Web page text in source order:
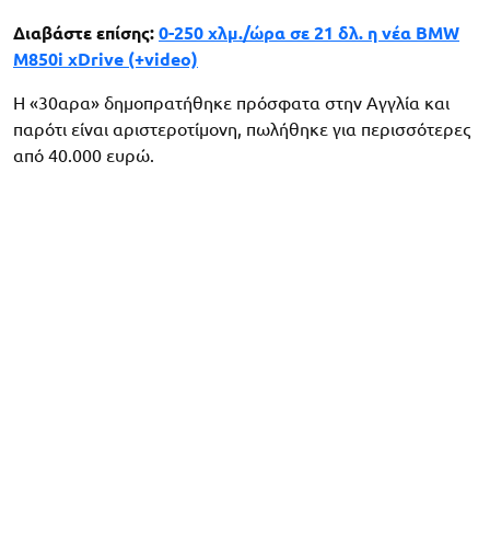
Διαβάστε επίσης: 0-250 χλμ./ώρα σε 21 δλ. η νέα BMW
M850i xDrive (+video)
Η «30αρα» δημοπρατήθηκε πρόσφατα στην Αγγλία και
παρότι είναι αριστεροτίμονη, πωλήθηκε για περισσότερες
από 40.000 ευρώ.